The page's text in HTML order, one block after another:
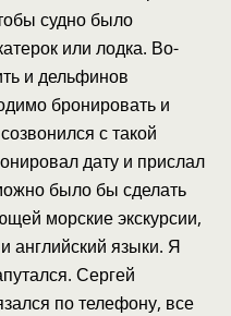
судно было
или лодка. Во-
и дельфинов
бронировать и
с такой
дату и прислал
было бы сделать
морские экскурсии,
английский языки. Я
Сергей
по телефону, все